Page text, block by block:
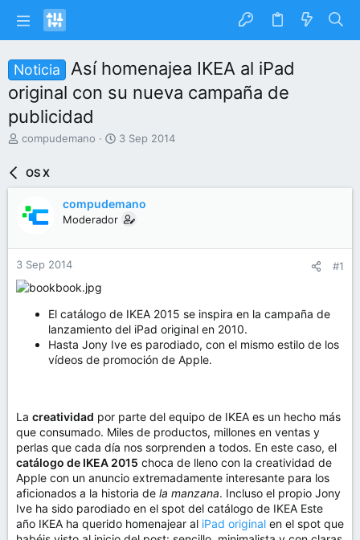
Noticia
Así homenajea IKEA al iPad
original con su nueva campaña de
publicidad
I
a
r
d
e
l
compudemano
F
d
e
n
o
3 Sep 2014
OS X
compudemano
Moderador
3 Sep 2014 #1
El catálogo de IKEA 2015 se inspira en la campaña de
lanzamiento del iPad original en 2010.
Hasta Jony Ive es parodiado, con el mismo estilo de los
vídeos de promoción de Apple.
La creatividad por parte del equipo de IKEA es un hecho más
que consumado. Miles de productos, millones en ventas y
perlas que cada día nos sorprenden a todos. En este caso, el
catálogo de IKEA 2015 choca de lleno con la creatividad de
Apple con un anuncio extremadamente interesante para los
aficionados a la historia de la manzana. Incluso el propio Jony
Ive ha sido parodiado en el spot del catálogo de IKEA Este
año IKEA ha querido homenajear al iPad original en el spot que